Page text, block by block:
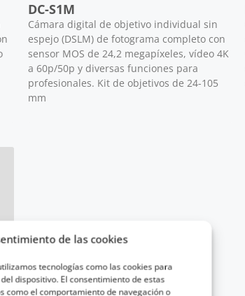
de las cookies
tecnologías como las cookies para
dispositivo. El consentimiento de estas
como el comportamiento de navegación o
DC-S1M
Cámara digital de objetivo individual sin
espejo (DSLM) de fotograma completo con
sensor MOS de 24,2 megapíxeles, vídeo 4K
a 60p/50p y diversas funciones para
profesionales. Kit de objetivos de 24-105
mm